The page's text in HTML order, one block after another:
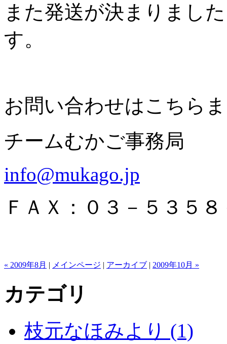
また発送が決まりまし
す。
お問い合わせはこちら
チームむかご事務局
info@mukago.jp
ＦＡＸ：０３－５３５
« 2009年8月 | メインページ | アーカイブ | 2009年10月 »
カテゴリ
枝元なほみより (1)